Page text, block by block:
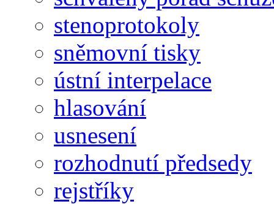
stenoprotokoly
sněmovní tisky
ústní interpelace
hlasování
usnesení
rozhodnutí předsedy
rejstříky